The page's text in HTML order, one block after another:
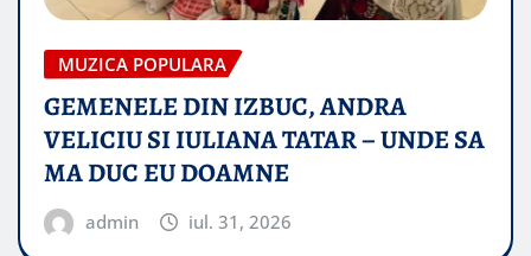
MUZICA POPULARA
GEMENELE DIN IZBUC, ANDRA
VELICIU SI IULIANA TATAR – UNDE SA
MA DUC EU DOAMNE
admin iul. 31, 2026